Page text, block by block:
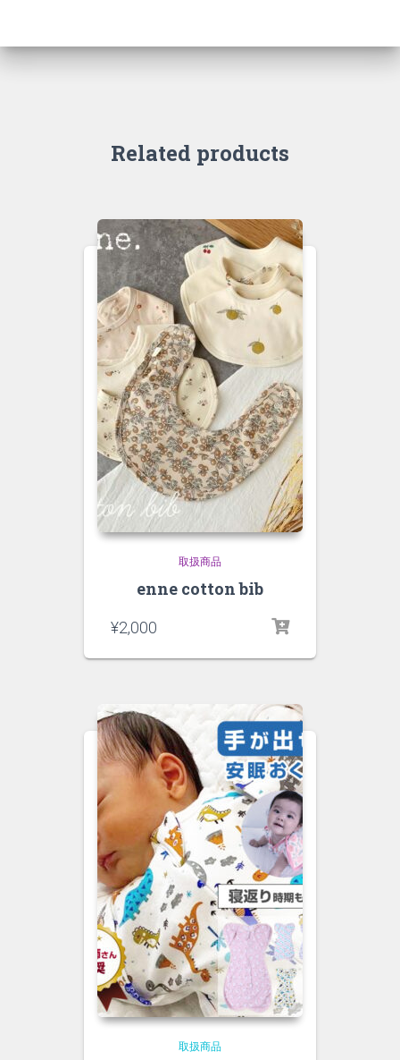
Related products
取扱商品
enne cotton bib
¥2,000
取扱商品